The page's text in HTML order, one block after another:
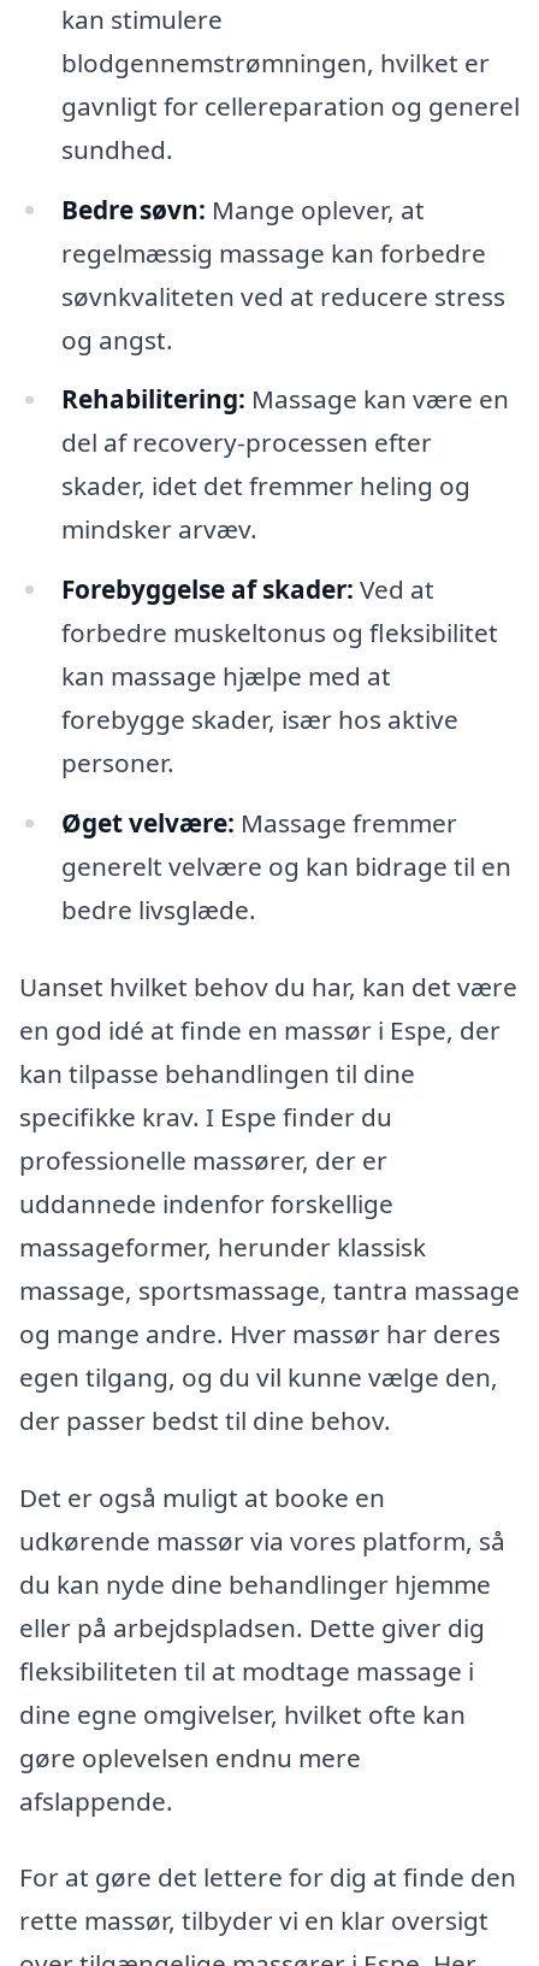
kan stimulere
blodgennemstrømningen, hvilket er
gavnligt for cellereparation og generel
sundhed.
Bedre søvn: Mange oplever, at
regelmæssig massage kan forbedre
søvnkvaliteten ved at reducere stress
og angst.
Rehabilitering: Massage kan være en
del af recovery-processen efter
skader, idet det fremmer heling og
mindsker arvæv.
Forebyggelse af skader: Ved at
forbedre muskeltonus og fleksibilitet
kan massage hjælpe med at
forebygge skader, især hos aktive
personer.
Øget velvære: Massage fremmer
generelt velvære og kan bidrage til en
bedre livsglæde.
Uanset hvilket behov du har, kan det være
en god idé at finde en massør i Espe, der
kan tilpasse behandlingen til dine
specifikke krav. I Espe finder du
professionelle massører, der er
uddannede indenfor forskellige
massageformer, herunder klassisk
massage, sportsmassage, tantra massage
og mange andre. Hver massør har deres
egen tilgang, og du vil kunne vælge den,
der passer bedst til dine behov.
Det er også muligt at booke en
udkørende massør via vores platform, så
du kan nyde dine behandlinger hjemme
eller på arbejdspladsen. Dette giver dig
fleksibiliteten til at modtage massage i
dine egne omgivelser, hvilket ofte kan
gøre oplevelsen endnu mere
afslappende.
For at gøre det lettere for dig at finde den
rette massør, tilbyder vi en klar oversigt